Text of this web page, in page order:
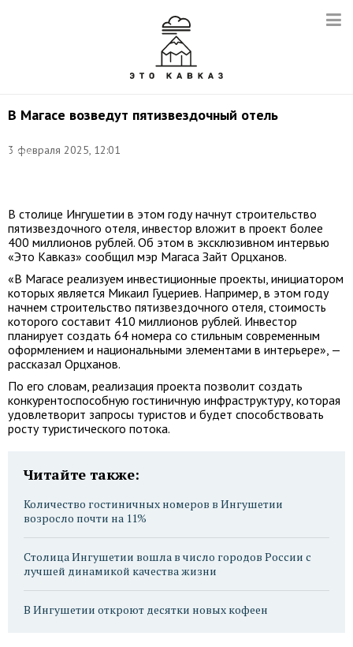
В Магасе возведут пятизвездочный отель
3 февраля 2025, 12:01
Елена
В столице Ингушетии в этом году начнут строительство
пятизвездочного отеля, инвестор вложит в проект более
400 миллионов рублей. Об этом в эксклюзивном интервью
«Это Кавказ» сообщил мэр Магаса Зайт Орцханов.
«В Магасе реализуем инвестиционные проекты, инициатором
которых является Микаил Гуцериев. Например, в этом году
начнем строительство пятизвездочного отеля, стоимость
которого составит 410 миллионов рублей. Инвестор
планирует создать 64 номера со стильным современным
оформлением и национальными элементами в интерьере», —
рассказал Орцханов.
По его словам, реализация проекта позволит создать
конкурентоспособную гостиничную инфраструктуру, которая
удовлетворит запросы туристов и будет способствовать
росту туристического потока.
Читайте также:
Количество гостиничных номеров в Ингушетии
возросло почти на 11%
Столица Ингушетии вошла в число городов России с
лучшей динамикой качества жизни
В Ингушетии откроют десятки новых кофеен